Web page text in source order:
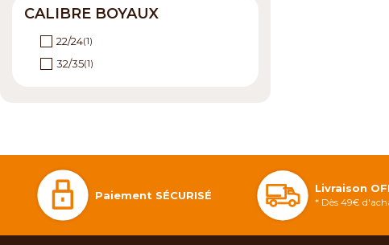
CALIBRE BOYAUX
22/24(1)
32/35(1)
Paiement SÉCURISÉ
Livraison
* Dès 49€